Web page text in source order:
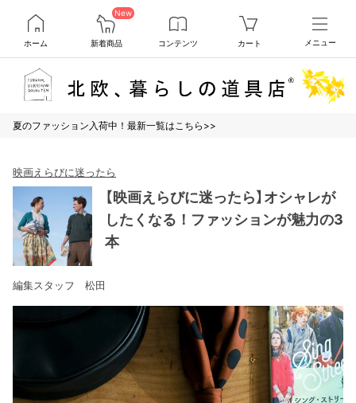
ホーム
New
新着商品 コンテンツ カート メニュー
夏のファッション入荷中！最新一覧はこちら>>
映画えらびに迷ったら
【映画えらびに迷ったら】オシャレが
したくなる！ファッションが魅力の3
本
編集スタッフ 松田